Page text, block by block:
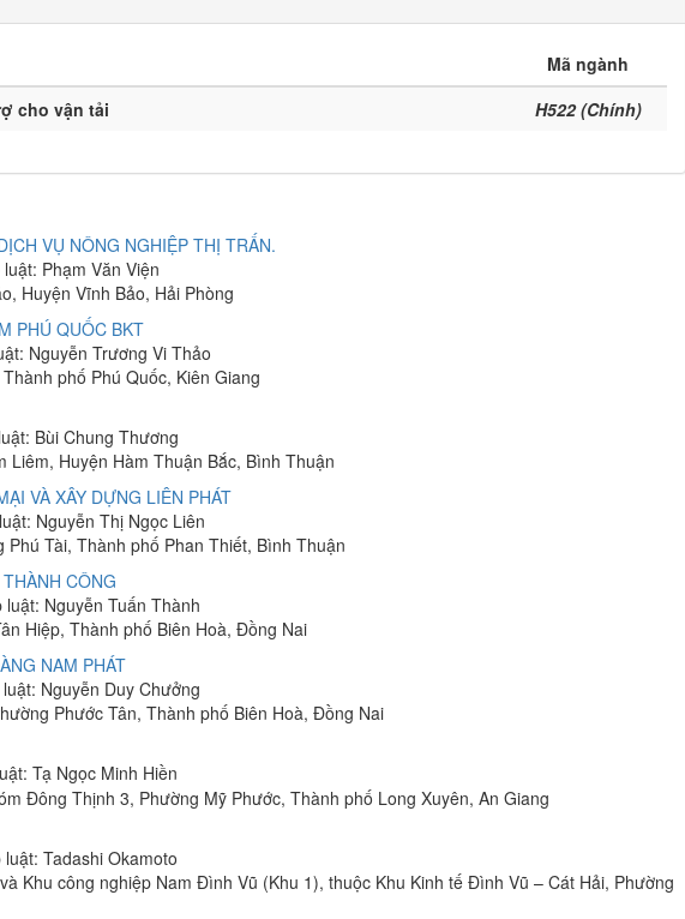
Mã ngành
cho vận tải H522 (Chính)
VỤ NÔNG NGHIỆP THỊ TRẤN.
Phạm Văn Viện
Huyện Vĩnh Bảo, Hải Phòng
PHÚ QUỐC BKT
Nguyễn Trương Vi Thảo
phố Phú Quốc, Kiên Giang
Bùi Chung Thương
Huyện Hàm Thuận Bắc, Bình Thuận
VÀ XÂY DỰNG LIÊN PHÁT
Nguyễn Thị Ngọc Liên
Tài, Thành phố Phan Thiết, Bình Thuận
CÔNG
Nguyễn Tuấn Thành
Hiệp, Thành phố Biên Hoà, Đồng Nai
NAM PHÁT
Nguyễn Duy Chưởng
Phước Tân, Thành phố Biên Hoà, Đồng Nai
Tạ Ngọc Minh Hiền
Đông Thịnh 3, Phường Mỹ Phước, Thành phố Long Xuyên, An Giang
Tadashi Okamoto
Khu công nghiệp Nam Đình Vũ (Khu 1), thuộc Khu Kinh tế Đình Vũ – Cát Hải, Phường